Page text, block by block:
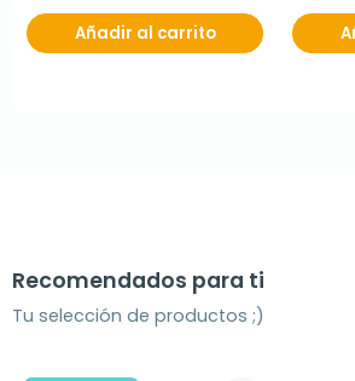
Añadir al carrito
Recomendados para ti
Tu selección de productos ;)